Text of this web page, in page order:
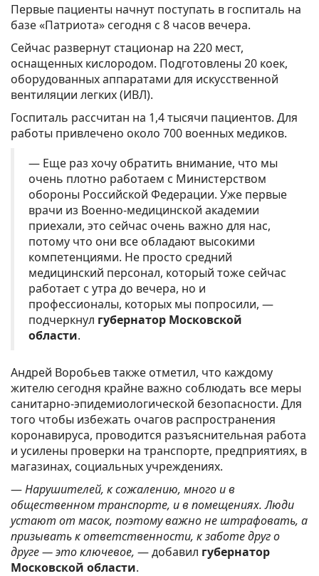
Первые пациенты начнут поступать в госпиталь на
базе «Патриота» сегодня с 8 часов вечера.
Сейчас развернут стационар на 220 мест,
оснащенных кислородом. Подготовлены 20 коек,
оборудованных аппаратами для искусственной
вентиляции легких (ИВЛ).
Госпиталь рассчитан на 1,4 тысячи пациентов. Для
работы привлечено около 700 военных медиков.
— Еще раз хочу обратить внимание, что мы
очень плотно работаем с Министерством
обороны Российской Федерации. Уже первые
врачи из Военно-медицинской академии
приехали, это сейчас очень важно для нас,
потому что они все обладают высокими
компетенциями. Не просто средний
медицинский персонал, который тоже сейчас
работает с утра до вечера, но и
профессионалы, которых мы попросили, —
подчеркнул губернатор Московской
области.
Андрей Воробьев также отметил, что каждому
жителю сегодня крайне важно соблюдать все меры
санитарно-эпидемиологической безопасности. Для
того чтобы избежать очагов распространения
коронавируса, проводится разъяснительная работа
и усилены проверки на транспорте, предприятиях, в
магазинах, социальных учреждениях.
—Нарушителей, к сожалению, много и в
общественном транспорте, и в помещениях. Люди
устают от масок, поэтому важно не штрафовать, а
призывать к ответственности, к заботе друг о
друге — это ключевое, — добавил губернатор
Московской области.